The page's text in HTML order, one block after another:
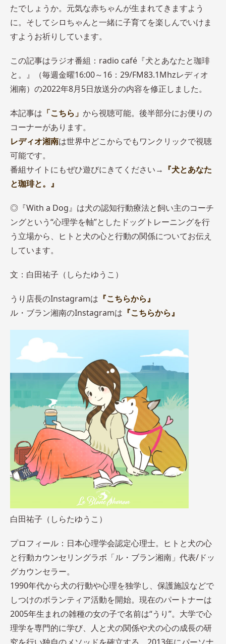
たでしょうか。元気な赤ちゃんが生まれてきますよう
に。そしてシロちゃんと一緒に子育てを楽しんでいけま
すようお祈りしています。
この記事はラジオ番組：radio café『犬とあなたと珈琲
と。』（毎週金曜16:00～16：29/FM83.1Mhzレディオ
湘南）の2022年8月5日放送分の内容を修正しました。
本記事は 「こちら」 から視聴可能。後半部分にお便りの
コーナーがあります。
レディオ湘南は世界中どこからでもワンクリックで視聴
可能です。
番組サイトにもぜひ遊びにきてください→ 『犬とあなた
と珈琲と。』
◎『With a Dog』は犬の認知行動療法と飼い主のコーチ
ングという“心理学を軸”としたドッグトレーニングを行
う立場から、ヒトと犬の心と行動の関係についてお伝え
しています。
文：白田祐子（しらたゆうこ）
うり店長のInstagramは 『こちらから』
ル・ブラン湘南のInstagramは 『こちらから』
白田祐子（しらたゆうこ）
プロフィール：日本心理学会認定心理士。ヒトと犬の心
と行動カウンセリングラボ「ル・ブラン湘南」代表/ドッ
グカウンセラー。
1990年代から犬の行動や心理を独学し、保護施設などで
しつけのボランティア活動を開始。現在のパートナーは
2005年生まれの雑種の女の子で名前は“うり”。大学で心
理学を専門的に学び、人と犬の関係や犬の心の成長の研